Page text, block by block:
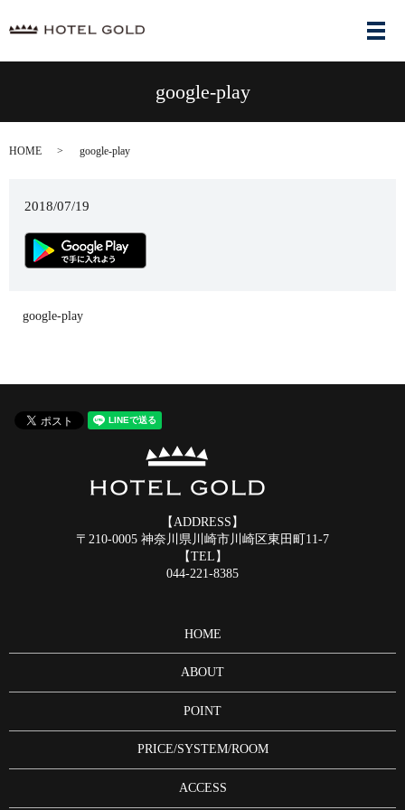
メ
google-play
HOME google-play
2018/07/19
google-play
【ADDRESS】
〒210-0005 神奈川県川崎市川崎区東田町11-7
【TEL】
044-221-8385
HOME
ABOUT
POINT
PRICE/SYSTEM/ROOM
ACCESS